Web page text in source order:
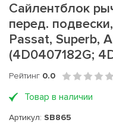
Сайлентблок
перед.
Passat, Superb,
(4D0407182G;
Рейтинг 0.0
Товар в наличии
Артикул: SB865